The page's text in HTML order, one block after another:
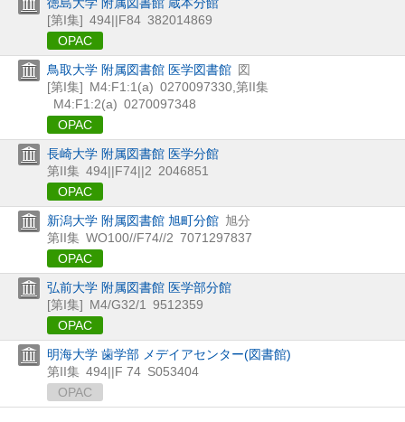
[第I集] 494||F84 382014869
OPAC
鳥取大学 附属図書館 医学図書館 図
[第I集] M4:F1:1(a) 0270097330 第II集
M4:F1:2(a) 0270097348
OPAC
長崎大学 附属図書館 医学分館
第II集 494||F74||2 2046851
OPAC
新潟大学 附属図書館 旭町分館 旭分
第II集 WO100//F74//2 7071297837
OPAC
弘前大学 附属図書館 医学部分館
[第I集] M4/G32/1
9512359
OPAC
明海大学 歯学部 メデイアセンター(図書館)
第II集 494||F 74 S053404
OPAC